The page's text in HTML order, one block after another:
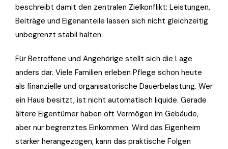
beschreibt damit den zentralen Zielkonflikt: Leistungen,
Beiträge und Eigenanteile lassen sich nicht gleichzeitig
unbegrenzt stabil halten.
Für Betroffene und Angehörige stellt sich die Lage
anders dar. Viele Familien erleben Pflege schon heute
als finanzielle und organisatorische Dauerbelastung. Wer
ein Haus besitzt, ist nicht automatisch liquide. Gerade
ältere Eigentümer haben oft Vermögen im Gebäude,
aber nur begrenztes Einkommen. Wird das Eigenheim
stärker herangezogen, kann das praktische Folgen